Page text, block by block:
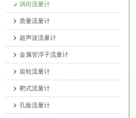
涡街流量计
质量流量计
超声波流量计
金属管浮子流量计
齿轮流量计
靶式流量计
孔板流量计